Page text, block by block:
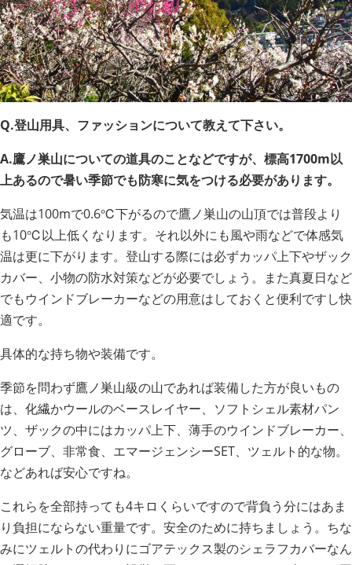
Q.登山用具、ファッションについて教えて下さい。
A.鷹ノ巣山についての道具のことなどですが、標高1700m以
上あるので暑い季節でも防寒に気をつける必要があります。
気温は100mで0.6℃下がるので鷹ノ巣山の山頂では普段より
も10℃以上低くなります。それ以外にも風や雨などで体感気
温は更に下がります。登山する際には必ずカッパ上下やザック
カバー、小物の防水対策などが必要でしょう。また真夏日など
でもウインドブレーカーなどの用意はしておくと便利ですし快
適です。
具体的な持ち物や装備です。
季節を問わず鷹ノ巣山級の山であれば装備した方が良いもの
は、化繊かウールのベースレイヤー、ソフトシェル素材パン
ツ、ザックの中にはカッパ上下、薄手のウインドブレーカー、
グローブ、非常食、エマージェンシーSET、ツェルト的な物。
などあれば安心ですね。
これらを全部持っても4キロくらいですので背負う分にはあま
り負担にならない重量です。安全のために持ちましょう。ちな
みにツェルトの代わりにゴアテックス製のシェラフカバーなん